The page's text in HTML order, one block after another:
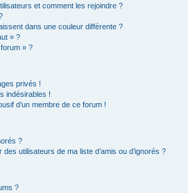
et comment les rejoindre ?
dans une couleur différente ?
» ?
forum » ?
privés !
indésirables !
d’un membre de ce forum !
?
utilisateurs de ma liste d’amis ou d’ignorés ?
?